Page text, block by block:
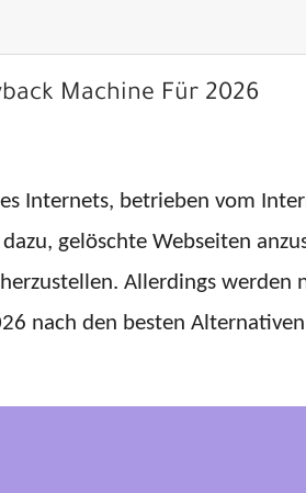
Machine Für 2026
Internets, betrieben vom
gelöschte Webseiten
Allerdings
nach den besten